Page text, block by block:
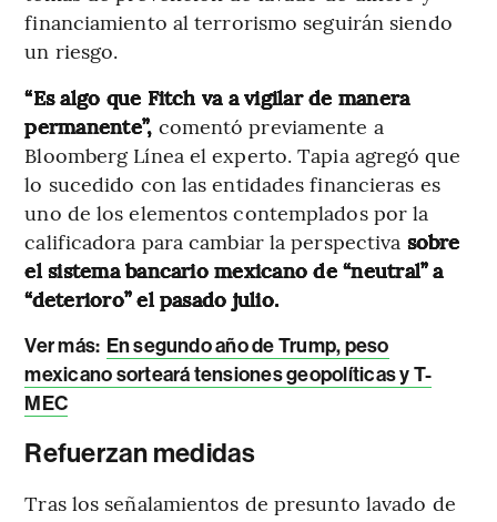
financiamiento al terrorismo seguirán siendo
un riesgo.
“Es algo que Fitch va a vigilar de manera
permanente”, comentó previamente a
Bloomberg Línea el experto. Tapia agregó que
lo sucedido con las entidades financieras es
uno de los elementos contemplados por la
calificadora para cambiar la perspectiva sobre
el sistema bancario mexicano de “neutral” a
“deterioro” el pasado julio.
Ver más: En segundo año de Trump, peso
mexicano sorteará tensiones geopolíticas y T-
MEC
Refuerzan medidas
Tras los señalamientos de presunto lavado de